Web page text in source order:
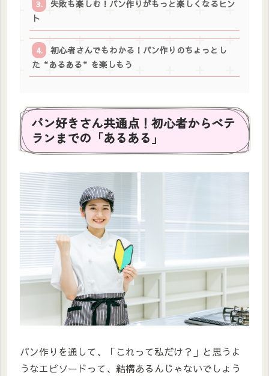
失敗も楽しむ！パン作りがもっと楽しくなるヒン
ト
初心者さんでもわかる！パン作りのちょっとし
た“あるある”を楽しもう
パン好きさん共通点！初心者からベテ
ランまでの「あるある」
パン作りを通して、「これって私だけ？」と思うよ
うなエピソードって、結構あるんじゃないでしょう